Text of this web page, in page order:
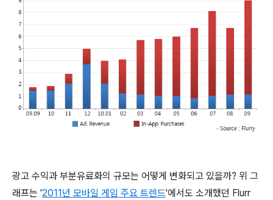
광고 수익과 부분유료화의 규모는 어떻게 변화되고 있을까? 위 그
래프는 '2011년 모바일 게임 주요 트렌드'에서도 소개했던 Flurr